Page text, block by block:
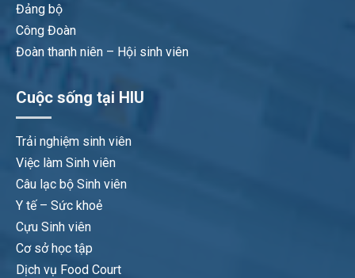
Đảng bộ
Công Đoàn
Đoàn thanh niên – Hội sinh viên
Cuộc sống tại HIU
Trải nghiệm sinh viên
Việc làm Sinh viên
Câu lạc bộ Sinh viên
Y tế – Sức khoẻ
Cựu Sinh viên
Cơ sở học tập
Dịch vụ Food Court